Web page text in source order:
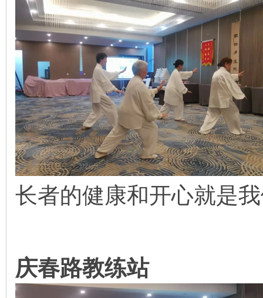
长者的健康和开心就是
庆春路教练站